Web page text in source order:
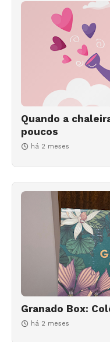
Quando a
poucos
há 2 meses
Granado Box:
há 2 meses